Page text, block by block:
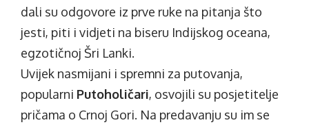
dali su odgovore iz prve ruke na pitanja što
jesti, piti i vidjeti na biseru Indijskog oceana,
egzotičnoj Šri Lanki.
Uvijek nasmijani i spremni za putovanja,
popularni Putoholičari, osvojili su posjetitelje
pričama o Crnoj Gori. Na predavanju su im se